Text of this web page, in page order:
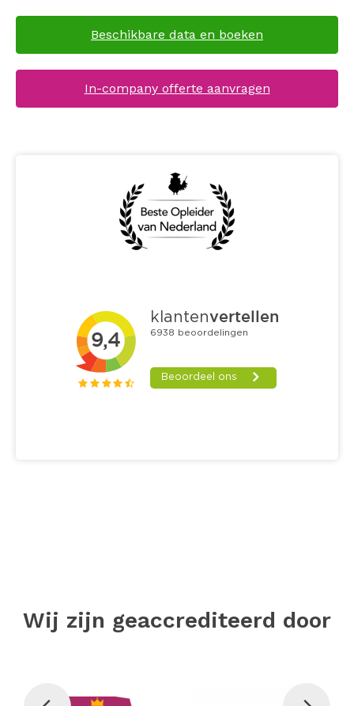
Beschikbare data en boeken
In-company offerte aanvragen
Wij zijn geaccrediteerd door